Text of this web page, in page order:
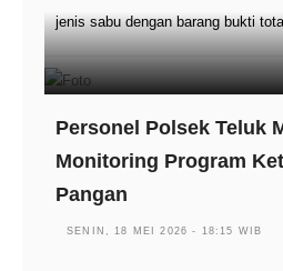
jenis sabu dengan barang bukti
Personel Polsek Teluk
Monitoring Program
Pangan
SENIN, 18 MEI 2026 - 18:15 WIB